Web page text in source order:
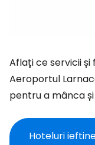
Aflați ce servicii
Aeroportul
pentru a mânca
Hoteluri